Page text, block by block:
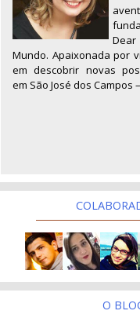
Dear
Mundo. Apaixonada por
em descobrir novas
em São José dos Campos
O